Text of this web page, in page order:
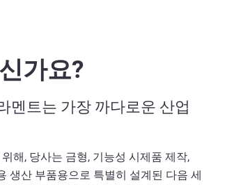
가요?
멘트는 가장 까다로운 산업
해, 당사는 금형, 기능성 시제품 제작,
생산 부품용으로 특별히 설계된 다음 세